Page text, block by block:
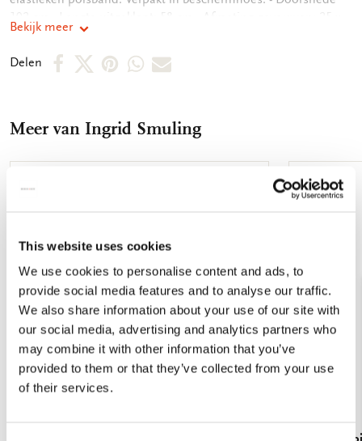
This website uses cookies
We use cookies to personalise content and ads, to
provide social media features and to analyse our traffic.
We also share information about your use of our site with
our social media, advertising and analytics partners who
may combine it with other information that you’ve
provided to them or that they’ve collected from your use
of their services.
5,5 cm (h x b) - Enkele laag stof - volledig bedrukte buitenzijde
- Met elastieken polsband
Bekijk meer
Delen
DeelDeelDeelDeelDeel
mail
Meer van Ingrid Smuling
Toevoegen